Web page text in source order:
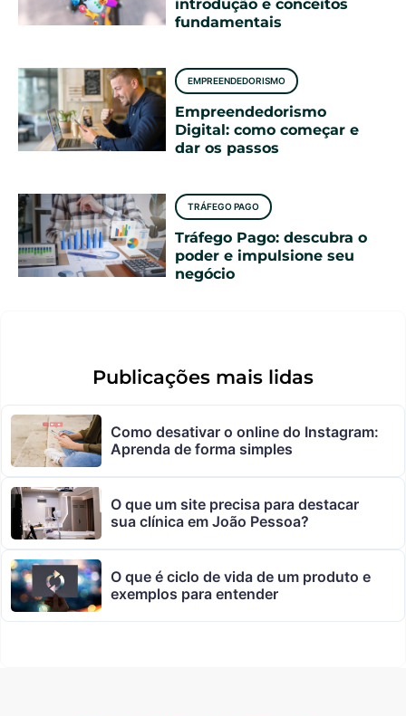
introdução e conceitos
fundamentais
EMPREENDEDORISMO
Empreendedorismo
Digital: como começar e
dar os passos
TRÁFEGO PAGO
Tráfego Pago: descubra o
poder e impulsione seu
negócio
Publicações mais lidas
Como desativar o online do Instagram:
Aprenda de forma simples
O que um site precisa para destacar
sua clínica em João Pessoa?
O que é ciclo de vida de um produto e
exemplos para entender